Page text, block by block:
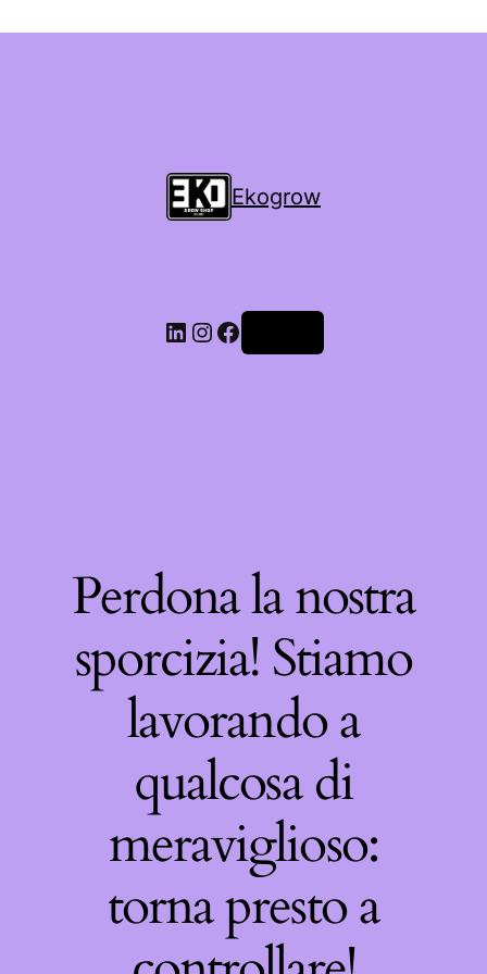
Ekogrow
Perdona la nostra
sporcizia! Stiamo
lavorando a
qualcosa di
meraviglioso:
torna presto a